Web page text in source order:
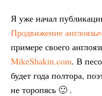
Я уже начал
Продвижение
примере своего
MikeShakin.com. В
будет года полтора,
не торопясь 🙂 .